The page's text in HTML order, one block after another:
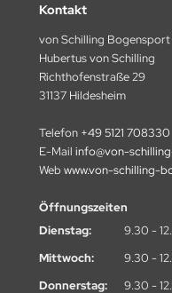
Kontakt
von Schilling Bogensport
Hubertus von Schilling
Richthofenstraße 29
31137 Hildesheim
Telefon +49 5121 708330
E-Mail info@von-
Web www.von-schilling-
Öffnungszeiten
Dienstag:
9.30 -
Mittwoch:
9.30 -
Donnerstag:
9.30 -